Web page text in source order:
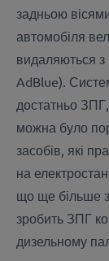
задньою
автомобіля
видаляються з
AdBlue).
достатньо
можна було
засобів, які
на
що ще більше
зробить ЗПГ
дизельному